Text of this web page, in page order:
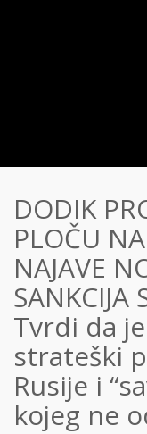
DODIK
PLOČU
NAJAVE
SANKCIJA
Tvrdi da
strateški
Rusije i
kojeg ne